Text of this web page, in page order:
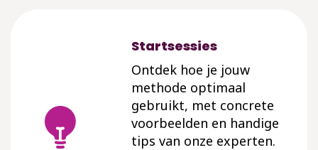
Startsessies
Ontdek hoe je jouw
methode optimaal
gebruikt, met concrete
voorbeelden en handige
tips van onze experten.